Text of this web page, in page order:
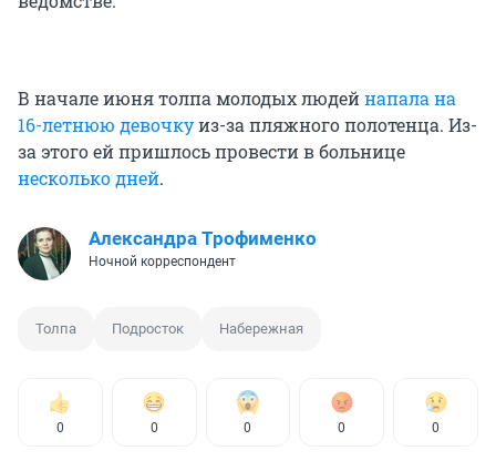
В начале июня толпа молодых людейнапала на
16-летнюю девочкуиз-за пляжного полотенца. Из-
за этого ей пришлось провести в больнице
несколько дней.
Александра Трофименко
Ночной корреспондент
Толпа Подросток Набережная
0 0 0 0 0